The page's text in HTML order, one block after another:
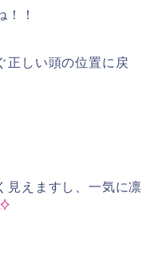
！！
正しい頭の位置に戻
見えますし、一気に凛